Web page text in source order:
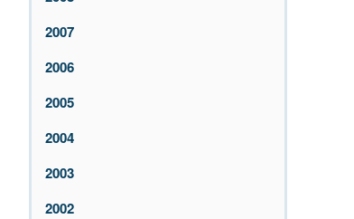
2007
2006
2005
2004
2003
2002